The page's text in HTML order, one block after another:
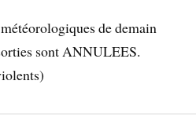
de demain
sont ANNULEES.